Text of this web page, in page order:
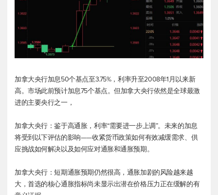
加拿大央行加息50个基点至3.75%，利率升至2008年1月以来新
高。市场此前预计加息75个基点。但加拿大央行依然是全球最激
进的主要央行之一，
加拿大央行：鉴于高通胀，利率“需要进一步上调”。未来的加息
将受到以下评估的影响——收紧货币政策如何有效减缓需求、供
应挑战如何解决以及如何应对通胀和通胀预期。
加拿大央行：短期通胀预期仍然很高，通胀加剧的风险越来越
大，首选的核心通胀指标尚未显示出潜在价格压力正在缓解的有